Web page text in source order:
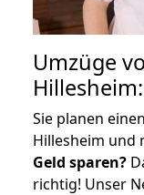
Umzüge
Sie planen
Hillesheim und
Geld sparen?
richtig! Unser